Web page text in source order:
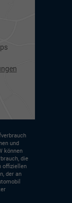
und
können
die
offiziellen
der an